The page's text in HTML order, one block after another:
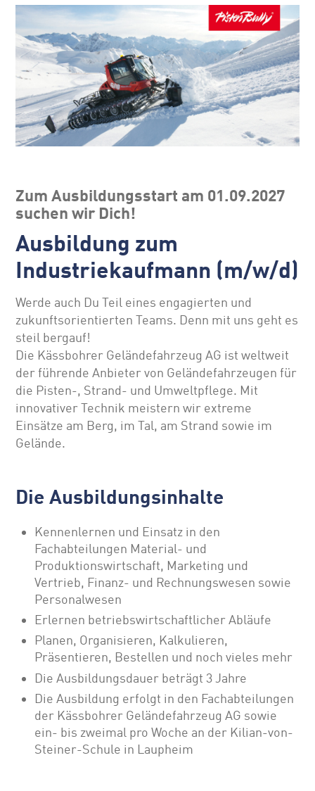
Zum Ausbildungsstart am 01.09.2027
suchen wir Dich!
Ausbildung zum
Industriekaufmann (m/w/d)
Werde auch Du Teil eines engagierten und
zukunftsorientierten Teams. Denn mit uns geht es
steil bergauf!
Die Kässbohrer Geländefahrzeug AG ist weltweit
der führende Anbieter von Geländefahrzeugen für
die Pisten-, Strand- und Umweltpflege. Mit
innovativer Technik meistern wir extreme
Einsätze am Berg, im Tal, am Strand sowie im
Gelände.
Die Ausbildungsinhalte
Kennenlernen und Einsatz in den
Fachabteilungen Material- und
Produktionswirtschaft, Marketing und
Vertrieb, Finanz- und Rechnungswesen sowie
Personalwesen
Erlernen betriebswirtschaftlicher Abläufe
Planen, Organisieren, Kalkulieren,
Präsentieren, Bestellen und noch vieles mehr
Die Ausbildungsdauer beträgt 3 Jahre
Die Ausbildung erfolgt in den Fachabteilungen
der Kässbohrer Geländefahrzeug AG sowie
ein- bis zweimal pro Woche an der Kilian-von-
Steiner-Schule in Laupheim